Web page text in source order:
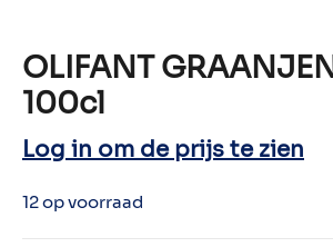
OLIFANT
100cl
Log in om de prijs te zien
12 op voorraad